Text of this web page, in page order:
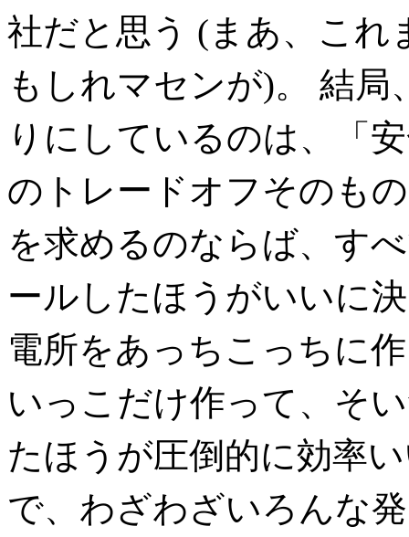
社だと思う (まあ、こ
もしれマセンが)。 結
りにしているのは、「
のトレードオフそのも
を求めるのならば、す
ールしたほうがいいに
電所をあっちこっちに
いっこだけ作って、そ
たほうが圧倒的に効率
で、わざわざいろんな